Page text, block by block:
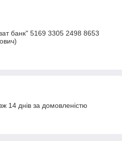
банк" 5169 3305 2498 8653
14 днів за домовленістю